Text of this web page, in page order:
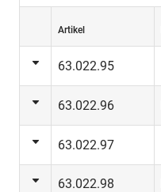
Artikel
63.022.95
63.022.96
63.022.97
63.022.98